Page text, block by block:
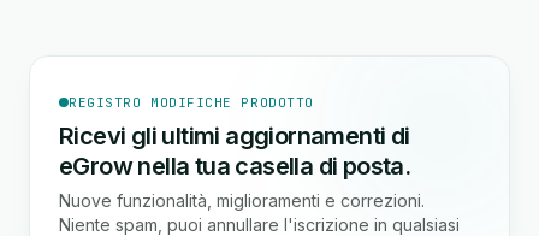
REGISTRO MODIFICHE PRODOTTO
Ricevi gli ultimi aggiornamenti di
eGrow nella tua casella di posta.
Nuove funzionalità, miglioramenti e correzioni.
Niente spam, puoi annullare l'iscrizione in qualsiasi